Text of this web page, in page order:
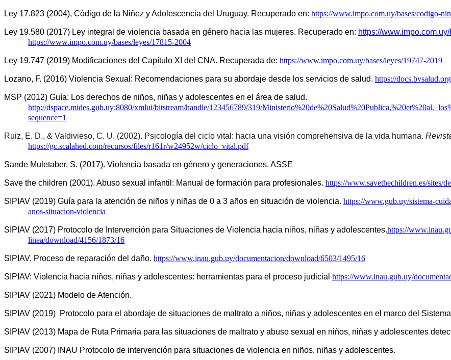
Ley 17.823 (2004), Código de la Niñez y Adolescencia del Uruguay. Recuperado en: https://www.impo.com.uy/bases/codigo-
Ley 19.580 (2017) Ley integral de violencia basada en género hacia las mujeres. Recuperado en: https://
https://www.impo.com.uy/bases/leyes/17815-2004
Ley 19.747 (2019) Modificaciones del Capítulo XI del CNA. Recuperada de: https://www.impo.com.uy/bases/leyes/19747-2019
Lozano, F. (2016) Violencia Sexual: Recomendaciones para su abordaje desde los servicios de salud. https://
http://dspace.mides.gub.uy:8080/xmlui/bitstream/handle/123456789/319/
sequence=1
Ruiz, E. D., & Valdivieso, C. U. (2002). Psicología del ciclo vital: hacia una visión comprehensiva de la vida humana.
https://gc.scalahed.com/recursos/files/r161r/w24952w/ciclo_vital.pdf
Sande Muletaber, S. (2017). Violencia basada en género y generaciones. ASSE
Save the children (2001). Abuso sexual infantil: Manual de formación para profesionales. https://www.savethechildren.es/sites/
SIPIAV (2019) Guía para la atención de niños y niñas de 0 a 3 años en situación de violencia. https://www.gub.uy/sistema-
anos-situacion-violencia
SIPIAV (2017) Protocolo de Intervención para Situaciones de Violencia hacia niños, niñas y adolescentes.https://
linea/download/4156/1873/16
SIPIAV. Proceso de reparación del daño. https://www.inau.gub.uy/documentacion/download/6503/1495/16
SIPIAV: Violencia hacia niños, niñas y adolescentes: herramientas para el proceso judicial https://www.inau.gub.uy/
SIPIAV (2021) Modelo de Atención.
SIPIAV (2019)  Protocolo para el abordaje de situaciones de maltrato a niños, niñas y adolescentes en el marco del
SIPIAV (2013) Mapa de Ruta Primaria para las situaciones de maltrato y abuso sexual en niños, niñas y adolescentes
SIPIAV (2007) INAU Protocolo de intervención para situaciones de violencia en niños, niñas y adolescentes.